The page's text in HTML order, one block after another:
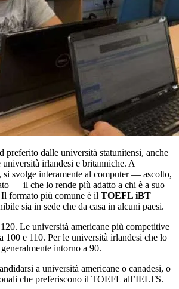
preferito dalle università statunitensi, anche
università irlandesi e britanniche. A
svolge interamente al computer — ascolto,
— il che lo rende più adatto a chi è a suo
formato più comune è il TOEFL iBT
sia in sede che da casa in alcuni paesi.
Le università americane più competitive
100 e 110. Per le università irlandesi che lo
intorno a 90.
a università americane o canadesi, o
che preferiscono il TOEFL all’IELTS.